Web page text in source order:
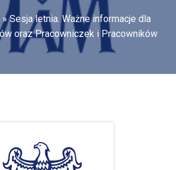
»Sesja letnia. Ważne informacje dla
oraz Pracowniczek i Pracowników